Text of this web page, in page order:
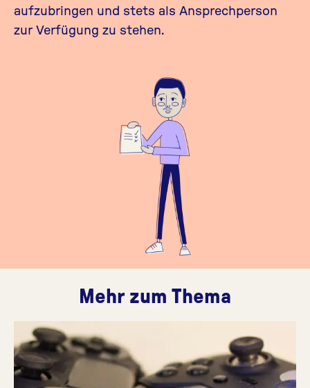
aufzubringen und stets als Ansprechperson
zur Verfügung zu stehen.
Mehr zum Thema